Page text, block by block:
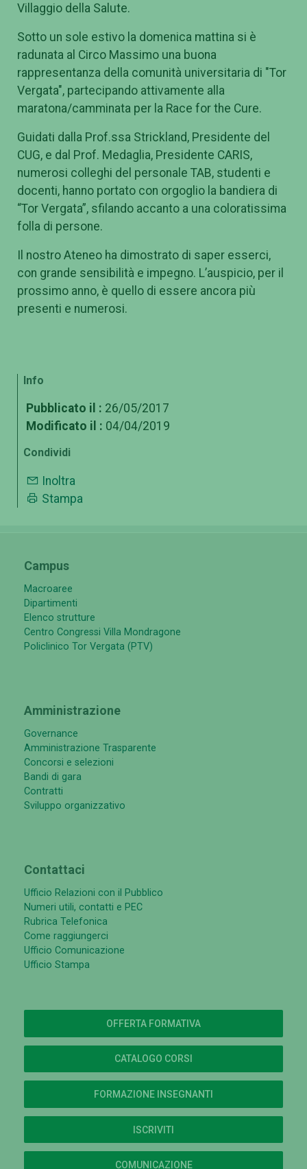
Villaggio della Salute.
Sotto un sole estivo la domenica mattina si è
radunata al Circo Massimo una buona
rappresentanza della comunità universitaria di "Tor
Vergata", partecipando attivamente alla
maratona/camminata per la Race for the Cure.
Guidati dalla Prof.ssa Strickland, Presidente del
CUG, e dal Prof. Medaglia, Presidente CARIS,
numerosi colleghi del personale TAB, studenti e
docenti, hanno portato con orgoglio la bandiera di
“Tor Vergata”, sfilando accanto a una coloratissima
folla di persone.
Il nostro Ateneo ha dimostrato di saper esserci,
con grande sensibilità e impegno. L’auspicio, per il
prossimo anno, è quello di essere ancora più
presenti e numerosi.
Info
Pubblicato il : 26/05/2017
Modificato il : 04/04/2019
Condividi
Inoltra
Stampa
Campus
Macroaree
Dipartimenti
Elenco strutture
Centro Congressi Villa Mondragone
Policlinico Tor Vergata (PTV)
Amministrazione
Governance
Amministrazione Trasparente
Concorsi e selezioni
Bandi di gara
Contratti
Sviluppo organizzativo
Contattaci
Ufficio Relazioni con il Pubblico
Numeri utili, contatti e PEC
Rubrica Telefonica
Come raggiungerci
Ufficio Comunicazione
Ufficio Stampa
OFFERTA FORMATIVA
CATALOGO CORSI
FORMAZIONE INSEGNANTI
ISCRIVITI
COMUNICAZIONE